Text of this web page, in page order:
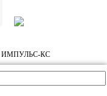
ИМПУЛЬС-КС